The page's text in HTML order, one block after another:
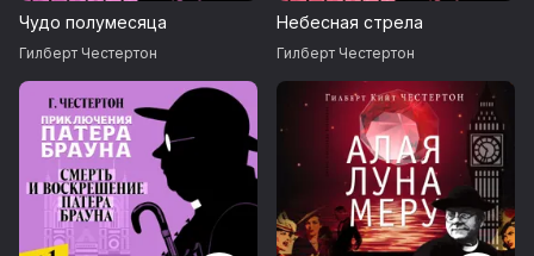
Чудо полумесяца
Гилберт Честертон
Небесная стрела
Гилберт Честертон